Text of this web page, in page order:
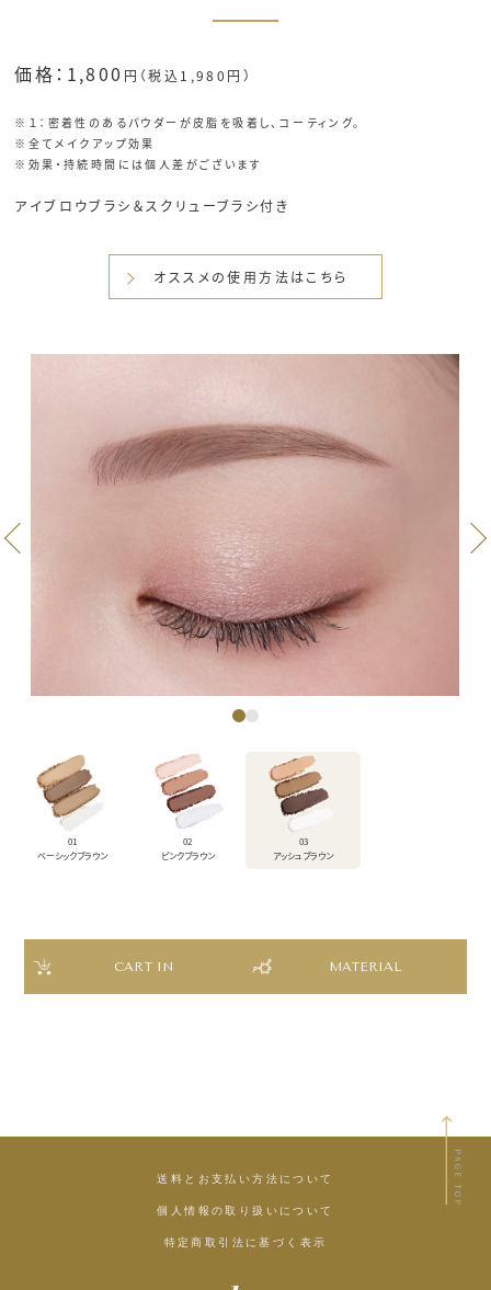
価格：1,800 円（税込1,980円）
※１：密着性のあるパウダーが皮脂を吸着し、コーティング。
※全てメイクアップ効果
※効果・持続時間には個人差がございます
アイブロウブラシ＆スクリューブラシ付き
オススメの使⽤⽅法はこちら
01
ベーシックブラウン
02
ピンクブラウン
03
アッシュブラウン
MATERIAL
送料とお支払い方法について
個人情報の取り扱いについて
特定商取引法に基づく表示